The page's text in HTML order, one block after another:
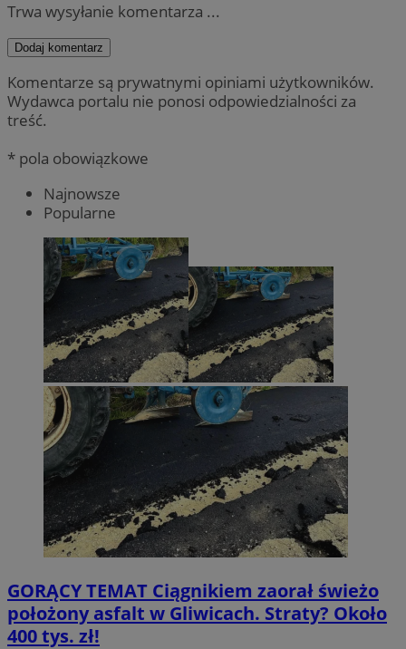
Trwa wysyłanie komentarza ...
Dodaj komentarz
Komentarze są prywatnymi opiniami użytkowników.
Wydawca portalu nie ponosi odpowiedzialności za
treść.
* pola obowiązkowe
Najnowsze
Popularne
GORĄCY TEMAT Ciągnikiem zaorał świeżo
położony asfalt w Gliwicach. Straty? Około
400 tys. zł!